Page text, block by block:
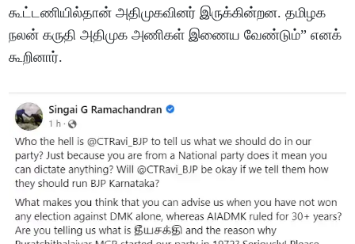
கூட்டணியில்தான் அதிமுகவினர் இருக்கின்றன. தமிழக
நலன் கருதி அதிமுக அணிகள் இணைய வேண்டும்” எனக்
கூறினார்.